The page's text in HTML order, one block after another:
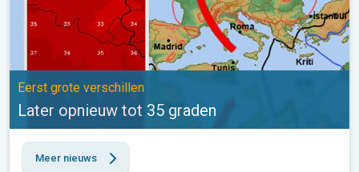
Eerst grote verschillen
Later opnieuw tot 35 graden
Meer nieuws